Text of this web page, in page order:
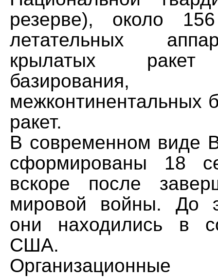
резерве), около
летательных
крылатых ракет
межконтинентальных
ракет.
В современном
сформированы 18
вскоре после
мировой войны. До
они находились в
США.